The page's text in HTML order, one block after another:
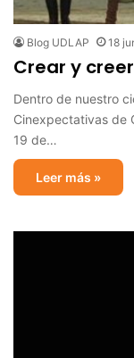
Blog UDLAP 18
Crear y
Dentro de nuestro
Cinexpectativas de
19 de…
Leer más »